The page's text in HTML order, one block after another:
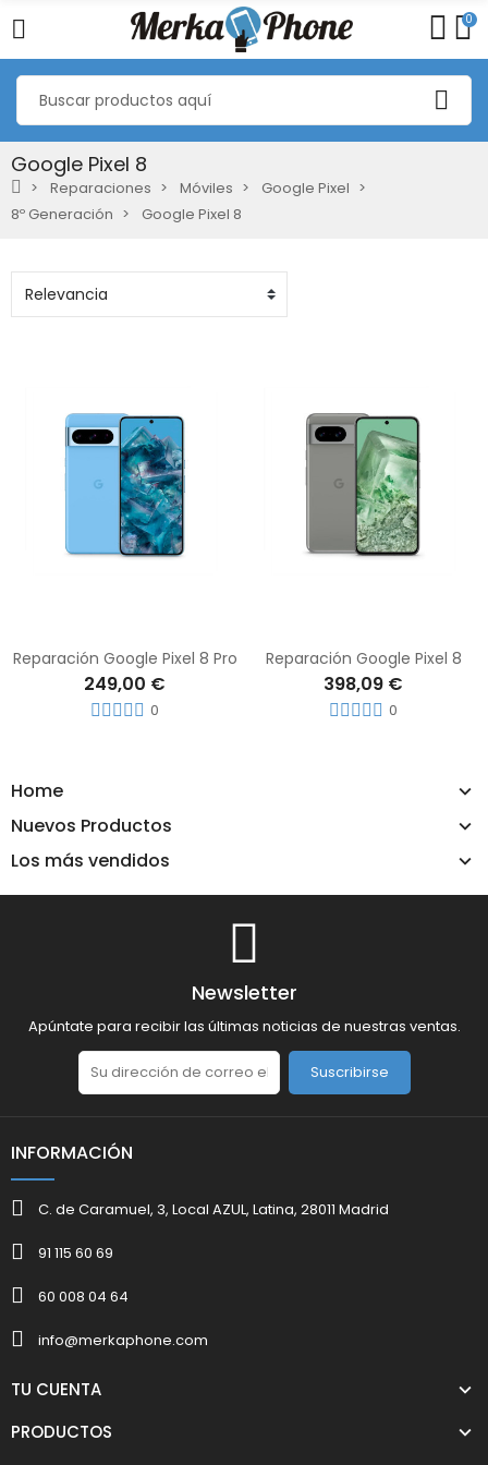
0
Google Pixel 8
Reparaciones Móviles
Google Pixel
8º Generación
Google Pixel 8
Home
Nuevos Productos
Los más vendidos
Reparación Google Pixel 8 Pro
249,00 €
0
Reparación Google Pixel 8
398,09 €
0
Newsletter
Apúntate para recibir las últimas noticias de nuestras ventas.
Suscribirse
INFORMACIÓN
C. de Caramuel, 3, Local AZUL, Latina, 28011 Madrid
91 115 60 69
60 008 04 64
info@merkaphone.com
TU CUENTA
PRODUCTOS